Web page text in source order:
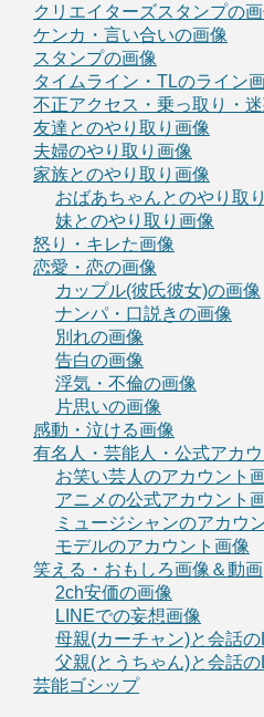
クリエイターズスタンプの
ケンカ・言い合いの画像
スタンプの画像
タイムライン・TLのライン
不正アクセス・乗っ取り・
友達とのやり取り画像
夫婦のやり取り画像
家族とのやり取り画像
おばあちゃんとのやり取
妹とのやり取り画像
怒り・キレた画像
恋愛・恋の画像
カップル(彼氏彼女)の画像
ナンパ・口説きの画像
別れの画像
告白の画像
浮気・不倫の画像
片思いの画像
感動・泣ける画像
有名人・芸能人・公式アカ
お笑い芸人のアカウント
アニメの公式アカウント
ミュージシャンのアカウ
モデルのアカウント画像
笑える・おもしろ画像＆動画
2ch安価の画像
LINEでの妄想画像
母親(カーチャン)と会話
父親(とうちゃん)と会話
芸能ゴシップ